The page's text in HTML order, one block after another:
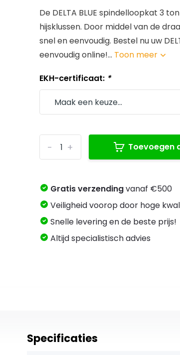
De DELTA BLUE spindelloopkat 3
hijsklussen. Door middel van de
snel en eenvoudig. Bestel nu uw
eenvoudig online!... Toon meer
EKH-certificaat: *
+
- Toevoegen
Gratis verzendingvanaf €500
Veiligheid voorop door hoge
Snelle levering en de beste prijs!
Altijd specialistisch advies
Specificaties